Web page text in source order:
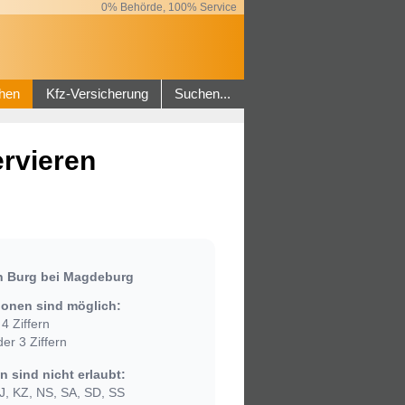
0% Behörde, 100% Service
Kfz-Versicherung Suchen...
Burg bei Magdeburg
sind möglich:
Ziffern
3 Ziffern
sind nicht erlaubt:
KZ, NS, SA, SD, SS